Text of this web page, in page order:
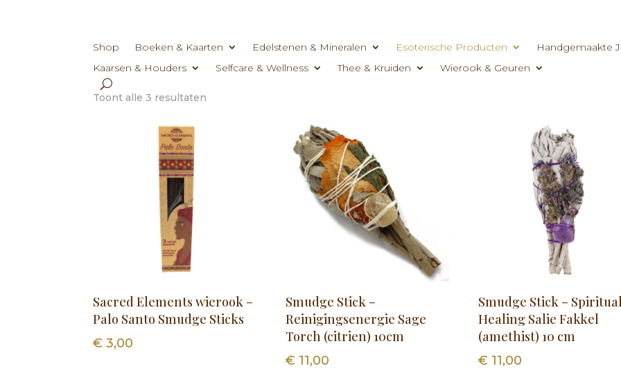
Shop Boeken & Kaarten Edelstenen & Mineralen Esoterische Producten
Handgemaakte
Kaarsen & Houders
Selfcare & Wellness Thee & Kruiden Wierook & Geuren
Toont alle 3 resultaten
Sacred Elements wierook –
Palo Santo Smudge Sticks
€ 3,00
Smudge Stick –
Reinigingsenergie Sage
Torch (citrien) 10cm
€ 11,00
Smudge Stick –
Healing Salie Fakkel
(amethist) 10 cm
€ 11,00